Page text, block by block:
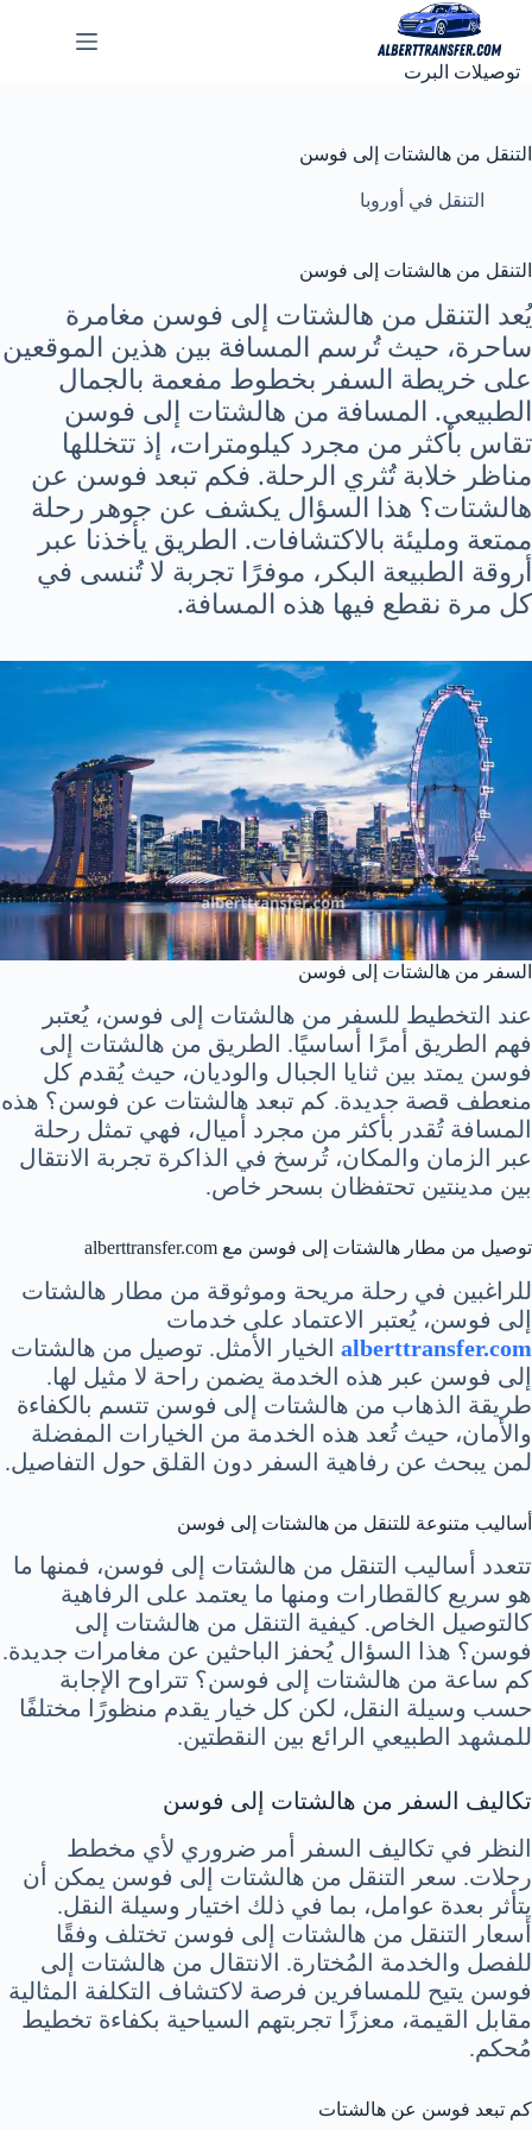
المحتوى
توصيلات البرت
التنقل من هالشتات إلى فوسن
التنقل في أوروبا
التنقل من هالشتات إلى فوسن
يُعد التنقل من هالشتات إلى فوسن مغامرة
ساحرة، حيث تُرسم المسافة بين هذين الموقعين
على خريطة السفر بخطوط مفعمة بالجمال
الطبيعي. المسافة من هالشتات إلى فوسن
تقاس بأكثر من مجرد كيلومترات، إذ تتخللها
مناظر خلابة تُثري الرحلة. فكم تبعد فوسن عن
هالشتات؟ هذا السؤال يكشف عن جوهر رحلة
ممتعة ومليئة بالاكتشافات. الطريق يأخذنا عبر
أروقة الطبيعة البكر، موفرًا تجربة لا تُنسى في
كل مرة نقطع فيها هذه المسافة.
السفر من هالشتات إلى فوسن
عند التخطيط للسفر من هالشتات إلى فوسن، يُعتبر
فهم الطريق أمرًا أساسيًا. الطريق من هالشتات إلى
فوسن يمتد بين ثنايا الجبال والوديان، حيث يُقدم كل
منعطف قصة جديدة. كم تبعد هالشتات عن فوسن؟ هذه
المسافة تُقدر بأكثر من مجرد أميال، فهي تمثل رحلة
عبر الزمان والمكان، تُرسخ في الذاكرة تجربة الانتقال
بين مدينتين تحتفظان بسحر خاص.
توصيل من مطار هالشتات إلى فوسن مع alberttransfer.com
للراغبين في رحلة مريحة وموثوقة من مطار هالشتات
إلى فوسن، يُعتبر الاعتماد على خدمات
alberttransfer.com الخيار الأمثل. توصيل من هالشتات
إلى فوسن عبر هذه الخدمة يضمن راحة لا مثيل لها.
طريقة الذهاب من هالشتات إلى فوسن تتسم بالكفاءة
والأمان، حيث تُعد هذه الخدمة من الخيارات المفضلة
لمن يبحث عن رفاهية السفر دون القلق حول التفاصيل.
أساليب متنوعة للتنقل من هالشتات إلى فوسن
تتعدد أساليب التنقل من هالشتات إلى فوسن، فمنها ما
هو سريع كالقطارات ومنها ما يعتمد على الرفاهية
كالتوصيل الخاص. كيفية التنقل من هالشتات إلى
فوسن؟ هذا السؤال يُحفز الباحثين عن مغامرات جديدة.
كم ساعة من هالشتات إلى فوسن؟ تتراوح الإجابة
حسب وسيلة النقل، لكن كل خيار يقدم منظورًا مختلفًا
للمشهد الطبيعي الرائع بين النقطتين.
تكاليف السفر من هالشتات إلى فوسن
النظر في تكاليف السفر أمر ضروري لأي مخطط
رحلات. سعر التنقل من هالشتات إلى فوسن يمكن أن
يتأثر بعدة عوامل، بما في ذلك اختيار وسيلة النقل.
أسعار التنقل من هالشتات إلى فوسن تختلف وفقًا
للفصل والخدمة المُختارة. الانتقال من هالشتات إلى
فوسن يتيح للمسافرين فرصة لاكتشاف التكلفة المثالية
مقابل القيمة، معززًا تجربتهم السياحية بكفاءة تخطيط
مُحكم.
كم تبعد فوسن عن هالشتات